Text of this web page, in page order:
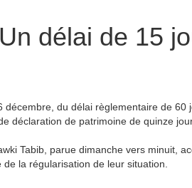
délai de 15
décembre, du délai règlementaire de
déclaration de patrimoine de quinze
Tabib, parue dimanche vers minuit,
la régularisation de leur situation.